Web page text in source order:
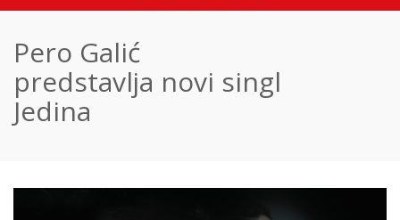
Pero Galić
predstavlja novi singl
Jedina